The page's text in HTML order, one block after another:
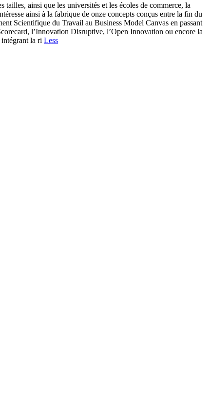
tailles, ainsi que les universités et les écoles de commerce, la
ainsi à la fabrique de onze concepts conçus entre la fin du
Scientifique du Travail au Business Model Canvas en passant
l’Innovation Disruptive, l’Open Innovation ou encore la
la ri Less